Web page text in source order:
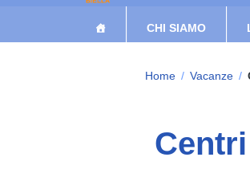
CHI SIAMO
Home / Vacanze /